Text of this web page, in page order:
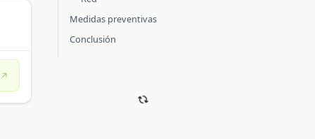
Medidas preventivas
Conclusión